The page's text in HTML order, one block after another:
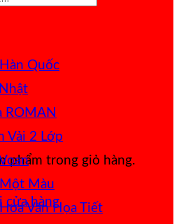
phẩm trong giỏ hàng.
cửa hàng
Quốc
ROMAN
Vải 2 Lớp
Một Màu
Văn Họa Tiết